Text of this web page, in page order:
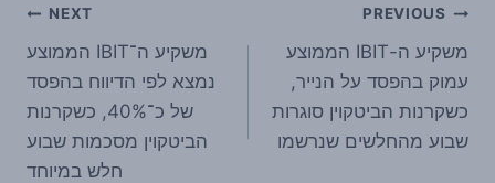
ניווט
PREVIOUS
משקיע ה-IBIT הממוצע
עמוק בהפסד על הנייר,
כשקרנות הביטקוין סוגרות
שבוע מהחלשים שנרשמו
NEXT
משקיע ה־IBIT הממוצע
נמצא לפי הדיווח בהפסד
של כ־40%, כשקרנות
הביטקוין מסכמות שבוע
חלש במיוחד